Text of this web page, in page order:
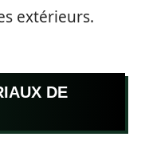
extérieurs.
DE